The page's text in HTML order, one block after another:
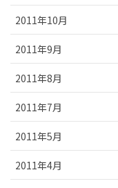
2011年10月
2011年9月
2011年8月
2011年7月
2011年5月
2011年4月